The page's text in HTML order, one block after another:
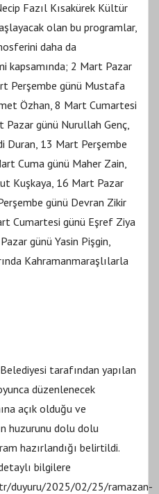
Fazıl Kısakürek Kültür
olan bu programlar,
daha da
kapsamında; 2 Mart Pazar
Perşembe günü Mustafa
Özhan, 8 Mart Cumartesi
Pazar günü Nurullah Genç,
Duran, 13 Mart Perşembe
Cuma günü Maher Zain,
Kuşkaya, 16 Mart Pazar
günü Devran Zikir
Cumartesi günü Eşref Ziya
günü Yasin Pişgin,
Kahramanmaraşlılarla
tarafından yapılan
düzenlenecek
açık olduğu ve
huzurunu dolu dolu
hazırlandığı belirtildi.
bilgilere
duyuru/2025/02/25/ramazan-